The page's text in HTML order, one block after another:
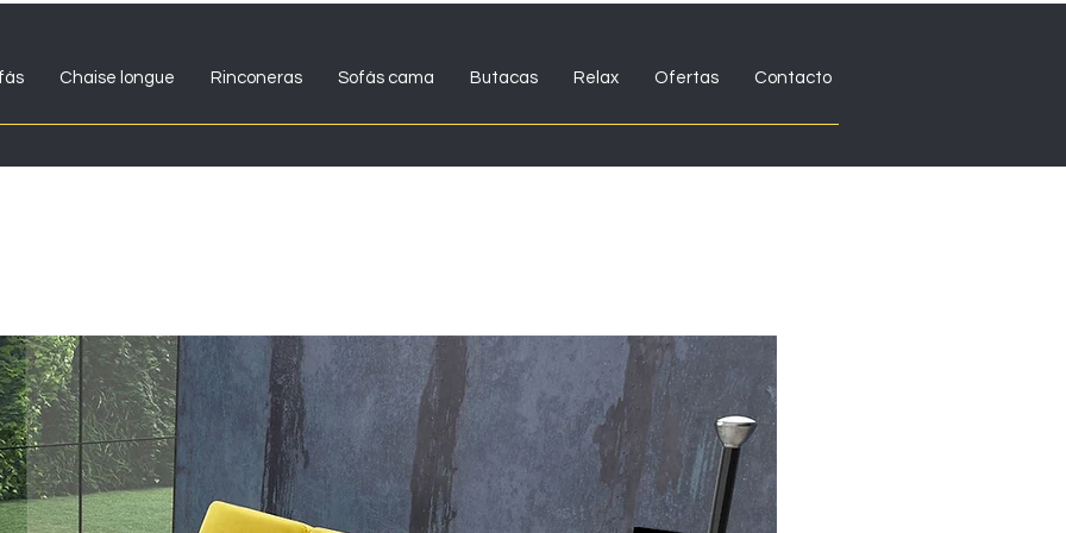
Chaise longue Rinconeras Sofás cama Butacas Relax Ofertas Contacto